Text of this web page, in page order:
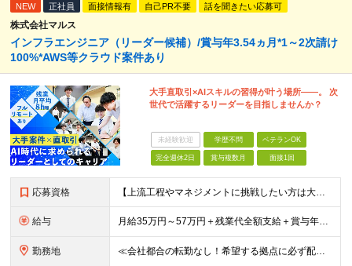
NEW 正社員 面接情報有 自己PR不要 話を聞きたい応募可
株式会社マルス
インフラエンジニア（リーダー候補）/賞与年3.54ヵ月*1～2次請け
100%*AWS等クラウド案件あり
大手直取引×AIスキルの習得が叶う場所――。 次
世代で活躍するリーダーを目指しませんか？
未経験歓迎 学歴不問 ベテランOK
完全週休2日 賞与複数月 面接1回
応募資格 【上流工程やマネジメントに挑戦したい方は大歓迎です！】 ★インフラエンジニアとしての実務経験をお持ちの方 ★上記に加え、下記いずれかに該当する方 ・チームのリーダー／サブリーダーの経験をお持ちの方 ・
給与 月給35万円～57万円＋残業代全額支給＋賞与年3.45ヵ月(リーダー経験者) 月給32万円～43万円＋残業代全額支給＋賞与年3.45ヵ月(実務経験者) 入社時想定年収： 490万円～798万円(リー
勤務地 ≪会社都合の転勤なし！希望する拠点に必ず配属します。新潟Uターン・Iターン大歓迎！≫ 首都圏(東京、神奈川、千葉、埼玉)または新潟市、長岡市周辺のお客様先または各拠点での勤務となります。 ■東京支社